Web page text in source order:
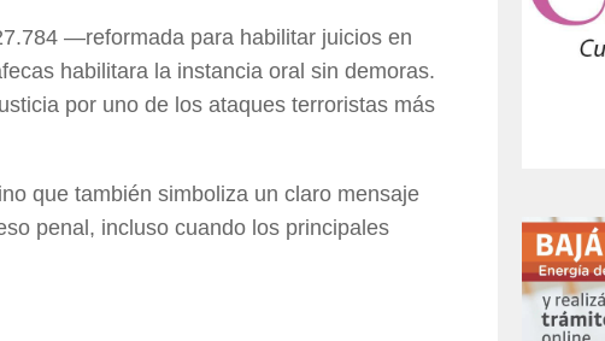
—reformada para habilitar juicios en
habilitara la instancia oral sin demoras.
por uno de los ataques terroristas más
que también simboliza un claro mensaje
penal, incluso cuando los principales